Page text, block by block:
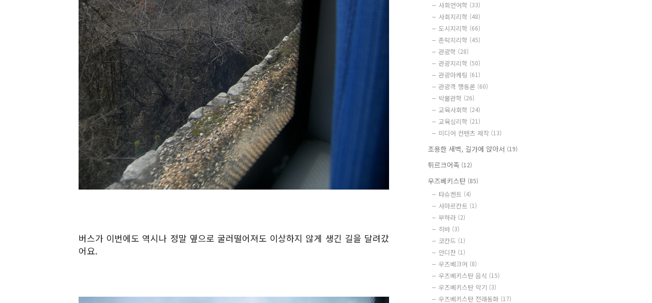
버스가 이번에도 역시나 정말 옆으로 굴러떨어져도 이상하지 않게 생긴 길을 달려갔
어요.
사회언어학 (33)
사회지리학 (48)
도시지리학 (66)
촌락지리학 (45)
관광학 (28)
관광지리학 (50)
관광마케팅 (61)
관광객 행동론 (60)
박물관학 (26)
교육사회학 (24)
교육심리학 (21)
미디어 컨텐츠 제작 (13)
조용한 새벽, 길가에 앉아서 (19)
튀르크어족 (12)
우즈베키스탄 (85)
타슈켄트 (4)
사마르칸트 (1)
부하라 (2)
히바 (3)
코칸드 (1)
안디잔 (1)
우즈베크어 (8)
우즈베키스탄 음식 (15)
우즈베키스탄 악기 (3)
우즈베키스탄 전래동화 (17)